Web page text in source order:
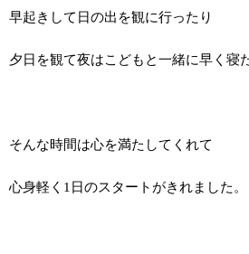
早起きして日の出を観に行ったり
夕日を観て夜はこどもと一緒に早く寝
そんな時間は心を満たしてくれて
心身軽く1日のスタートがきれました。